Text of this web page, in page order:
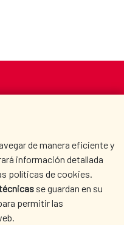
de manera eficiente y
información detallada
políticas de cookies.
se guardan en su
permitir las
OÙ NOUS COOPÉRONS
SALLE DE PRESSE